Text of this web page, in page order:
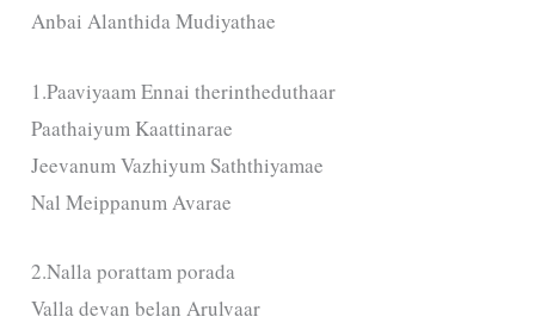
Anbai Alanthida Mudiyathae
1.Paaviyaam Ennai therintheduthaar
Paathaiyum Kaattinarae
Jeevanum Vazhiyum Saththiyamae
Nal Meippanum Avarae
2.Nalla porattam porada
Valla devan belan Arulvaar